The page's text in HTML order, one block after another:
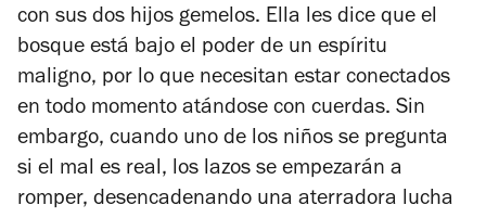
con sus dos hijos gemelos. Ella les dice que el
bosque está bajo el poder de un espíritu
maligno, por lo que necesitan estar conectados
en todo momento atándose con cuerdas. Sin
embargo, cuando uno de los niños se pregunta
si el mal es real, los lazos se empezarán a
romper, desencadenando una aterradora lucha